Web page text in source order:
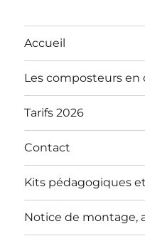
Accueil
Les composteurs en
Tarifs 2026
Contact
Kits pédagogiques
Notice de montage,